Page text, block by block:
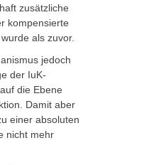
zusätzliche
kompensierte
als zuvor.
jedoch
der IuK-
die Ebene
Damit aber
einer absoluten
nicht mehr